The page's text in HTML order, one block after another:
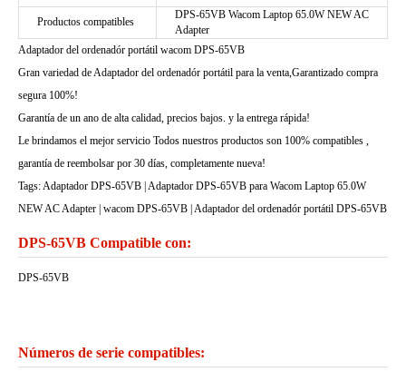
Productos compatibles
DPS-65VB Wacom Laptop 65.0W NEW AC
Adapter
Adaptador del ordenadór portátil wacom DPS-65VB
Gran variedad de Adaptador del ordenadór portátil para la venta,Garantizado compra
segura 100%!
Garantía de un ano de alta calidad, precios bajos. y la entrega rápida!
Le brindamos el mejor servicio Todos nuestros productos son 100% compatibles ,
garantía de reembolsar por 30 días, completamente nueva!
Tags: Adaptador DPS-65VB | Adaptador DPS-65VB para Wacom Laptop 65.0W
NEW AC Adapter | wacom DPS-65VB | Adaptador del ordenadór portátil DPS-65VB
DPS-65VB Compatible con:
DPS-65VB
Números de serie compatibles: